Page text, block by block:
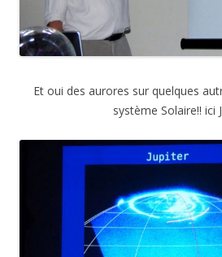
Et oui des aurores sur quelques
système Solaire!! ici